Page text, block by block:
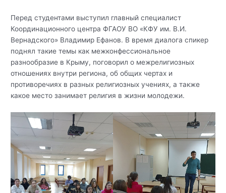
Перед студентами выступил главный специалист
Координационного центра ФГАОУ ВО «КФУ им. В.И.
Вернадского» Владимир Ефанов. В время диалога спикер
поднял такие темы как межконфессиональное
разнообразие в Крыму, поговорил о межрелигиозных
отношениях внутри региона, об общих чертах и
противоречиях в разных религиозных учениях, а также
какое место занимает религия в жизни молодежи.